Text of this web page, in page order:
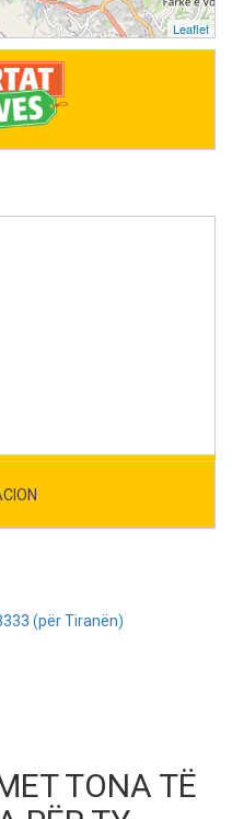
(për Tiranën)
Leaflet
TONA TË